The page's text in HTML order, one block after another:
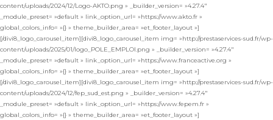
content/uploads/2024/12/Logo-AKTO.png » _builder_version= »4.27.4″
_module_preset= »default » link_option_url= »https://www.akto.fr »
global_colors_info= »{} » theme_builder_area= »et_footer_layout »]
[/divi8_logo_carousel_item][divi8_logo_carousel_item img= »http://prestaservices-sud.fr/wp-
content/uploads/2025/01/logo_POLE_EMPLOI.png » _builder_version= »4.27.4″
_module_preset= »default » link_option_url= »https://www.franceactive.org »
global_colors_info= »{} » theme_builder_area= »et_footer_layout »]
[/divi8_logo_carousel_item][divi8_logo_carousel_item img= »http://prestaservices-sud.fr/wp-
content/uploads/2024/12/fep_sud_est.png » _builder_version= »4.27.4″
_module_preset= »default » link_option_url= »https://www.fepem.fr »
global_colors_info= »{} » theme_builder_area= »et_footer_layout »]